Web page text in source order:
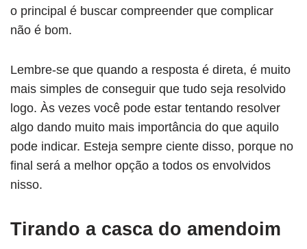
o principal é buscar compreender que complicar
não é bom.
Lembre-se que quando a resposta é direta, é muito
mais simples de conseguir que tudo seja resolvido
logo. Às vezes você pode estar tentando resolver
algo dando muito mais importância do que aquilo
pode indicar. Esteja sempre ciente disso, porque no
final será a melhor opção a todos os envolvidos
nisso.
Tirando a casca do amendoim